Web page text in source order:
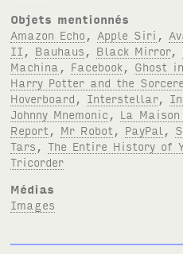
Objets mentionnés
Amazon Echo
Apple Siri
II
Bauhaus Black Mirror,
Machina
Facebook Ghost
Harry Potter and the
Hoverboard
Interstellar,
Johnny Mnemonic
La
Report
Mr Robot PayPal
Tars ,The Entire History of
Tricorder
Médias
Images